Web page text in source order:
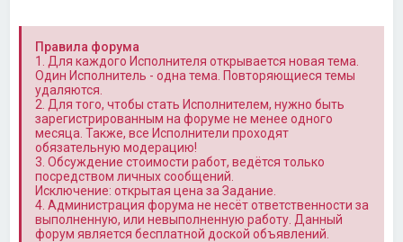
Правила форума
1. Для каждого Исполнителя открывается новая тема.
Один Исполнитель - одна тема. Повторяющиеся темы
удаляются.
2. Для того, чтобы стать Исполнителем, нужно быть
зарегистрированным на форуме не менее одного
месяца. Также, все Исполнители проходят
обязательную модерацию!
3. Обсуждение стоимости работ, ведётся только
посредством личных сообщений.
Исключение: открытая цена за Задание.
4. Администрация форума не несёт ответственности за
выполненную, или невыполненную работу. Данный
форум является бесплатной доской объявлений.